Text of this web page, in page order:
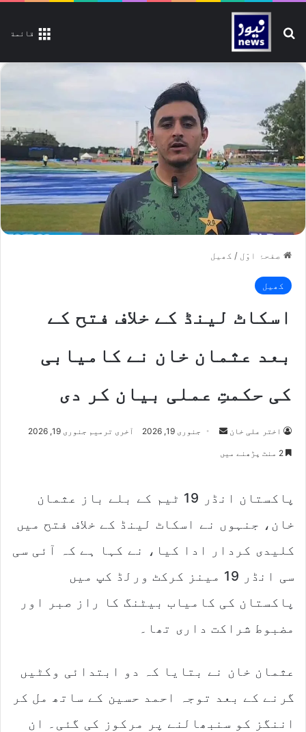
قائمة تلاش کیجیے
صفحۂ اوّل / کھیل
کھیل
اسکاٹ لینڈ کے خلاف فتح کے
بعد عثمان خان نے کامیابی
کی حکمتِ عملی بیان کر دی
اختر علی خان
a
i
جنوری 19, 2026 آخری ترمیم جنوری 19, 2026
پاکستان انڈر 19 ٹیم کے بلے باز عثمان
خان، جنہوں نے اسکاٹ لینڈ کے خلاف فتح میں
کلیدی کردار ادا کیا، نے کہا ہے کہ آئی سی
سی انڈر 19 مینز کرکٹ ورلڈ کپ میں
پاکستان کی کامیاب بیٹنگ کا راز صبر اور
مضبوط شراکت داری تھا۔
عثمان خان نے بتایا کہ دو ابتدائی وکٹیں
گرنے کے بعد توجہ احمد حسین کے ساتھ مل کر
اننگز کو سنبھالنے پر مرکوز کی گئی۔ ان